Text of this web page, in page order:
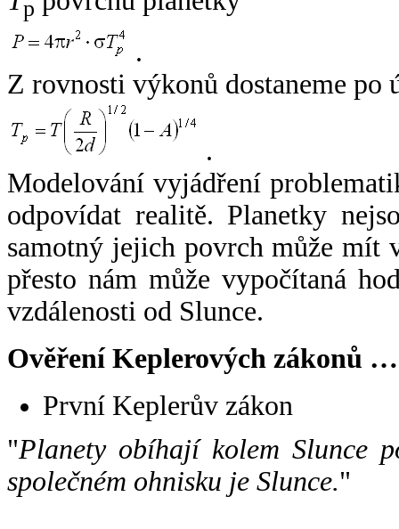
p
.
Z rovnosti výkonů dostaneme po
.
Modelování vyjádření
odpovídat realitě. Planetky
samotný jejich povrch může mít
přesto nám může vypočítaná
vzdálenosti od Slunce.
Ověření Keplerových zákonů …
První Keplerův zákon
"Planety obíhají kolem Slunce
společném ohnisku je Slunce."